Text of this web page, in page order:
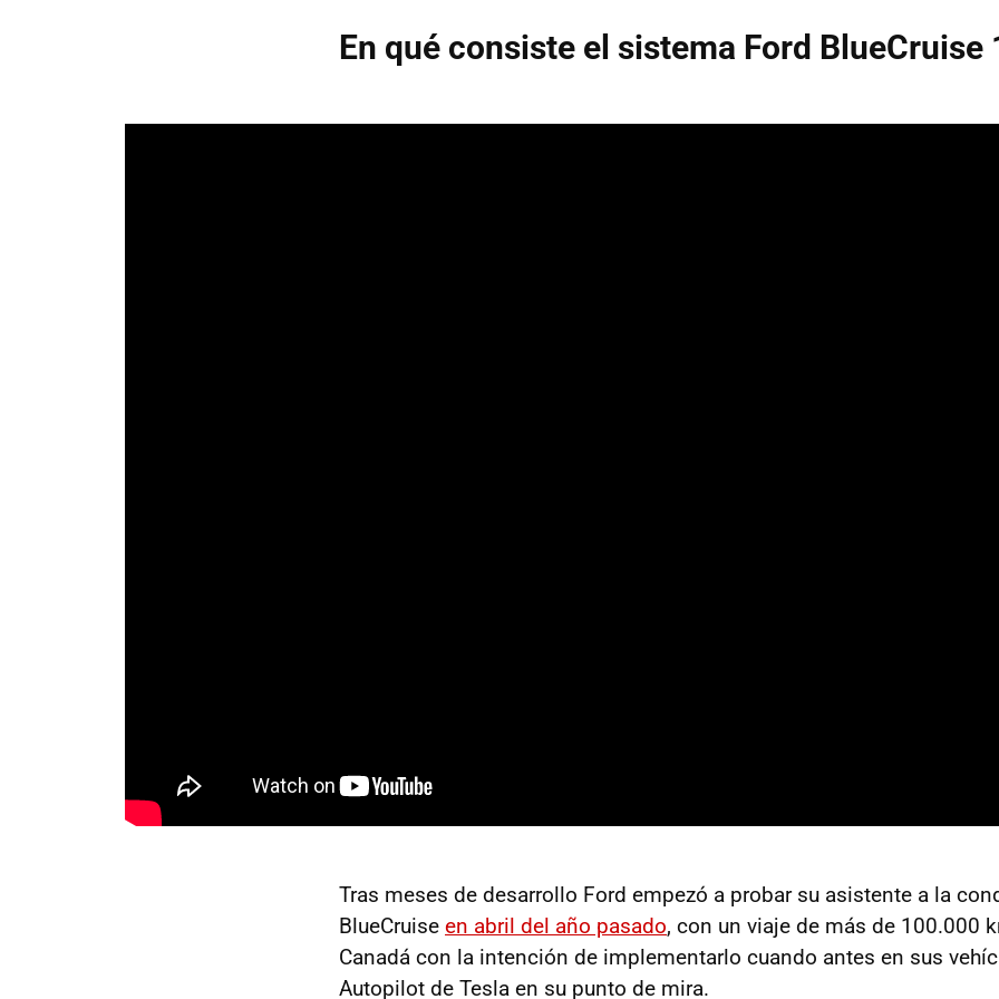
En qué consiste el sistema Ford BlueCruise
Tras meses de desarrollo Ford empezó a probar su asistente a la
BlueCruise en abril del año pasado, con un viaje de más de 100.000
Canadá con la intención de implementarlo cuando antes en sus
Autopilot de Tesla en su punto de mira.